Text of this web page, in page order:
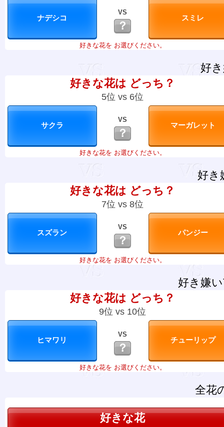
VS
？
好きな花を お選びください。
好
好きな花は どっち？
5位 vs 6位
VS
？
好きな花を お選びください。
好き
好きな花は どっち？
7位 vs 8位
VS
？
好きな花を お選びください。
好き嫌
好きな花は どっち？
9位 vs 10位
VS
？
好きな花を お選びください。
全花
好きな花